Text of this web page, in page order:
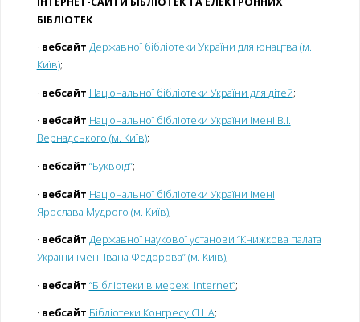
БІБЛІОТЕК
· вебсайт Державної бібліотеки України для юнацтва (м.
Київ);
· вебсайт Національної бібліотеки України для дітей;
· вебсайт Національної бібліотеки України імені В.І.
Вернадського (м. Київ);
· вебсайт “Буквоїд”;
· вебсайт Національної бібліотеки України імені
Ярослава Мудрого (м. Київ);
· вебсайт Державної наукової установи “Книжкова палата
України імені Івана Федорова” (м. Київ);
· вебсайт “Бібліотеки в мережі Internet”;
· вебсайт Бібліотеки Конгресу США;